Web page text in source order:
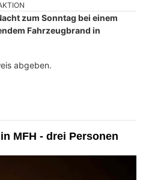
zum Sonntag bei einem
Fahrzeugbrand in
abgeben.
MFH - drei Personen